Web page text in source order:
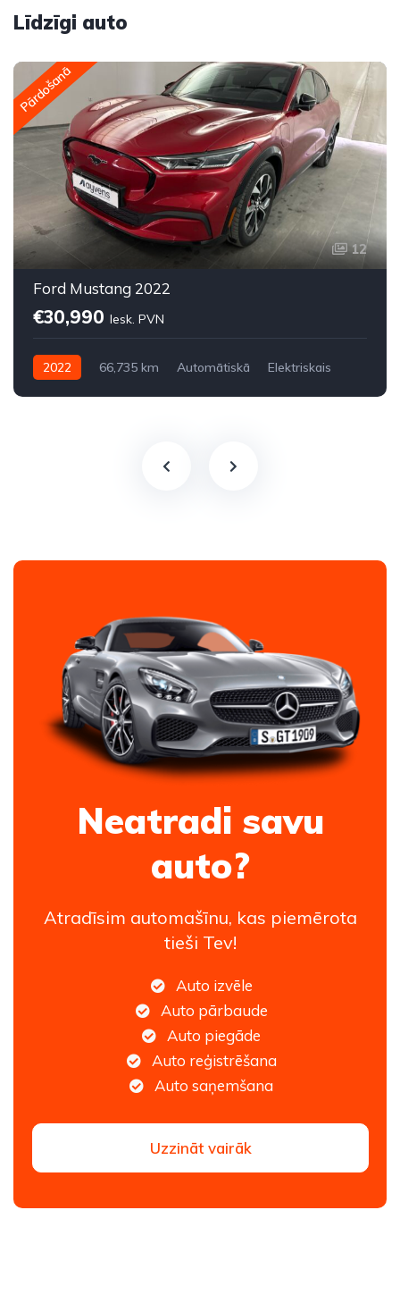
Līdzīgi auto
Pārdošanā
12
Ford Mustang 2022
€30,990 Iesk. PVN
2022 66,735 km Automātiskā
Elektriskais
Neatradi savu
auto?
Atradīsim automašīnu, kas piemērota
tieši Tev!
Auto izvēle
Auto pārbaude
Auto piegāde
Auto reģistrēšana
Auto saņemšana
Uzzināt vairāk